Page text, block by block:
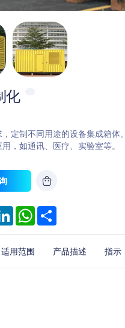
化
定制不同用途的设备集成箱体。
，如通讯、医疗、实验室等。
适用范围 产品描述 指示
LinkedInWhatsApp